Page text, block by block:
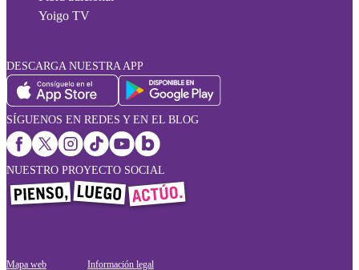
Yoigo TV
DESCARGA NUESTRA APP
SÍGUENOS EN REDES Y EN EL BLOG
NUESTRO PROYECTO SOCIAL
Mapa web Información legal